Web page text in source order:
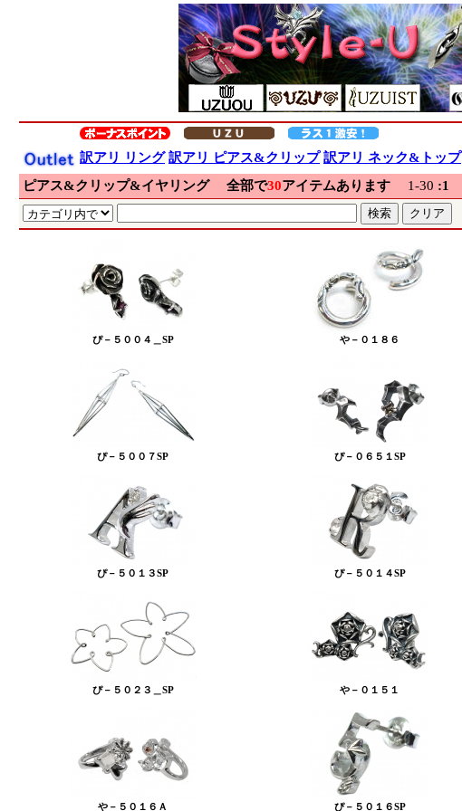
訳アリ リング 訳アリ ピアス&クリップ 訳アリ ネック&トップ
ピアス&クリップ&イヤリング
全部で30アイテムあります 1-30 :1
ぴ－５００４＿SP や－０１８６
ぴ－５００７SP ぴ－０６５１SP
ぴ－５０１３SP ぴ－５０１４SP
ぴ－５０２３＿SP や－０１５１
や－５０１６Ａ ぴ－５０１６SP